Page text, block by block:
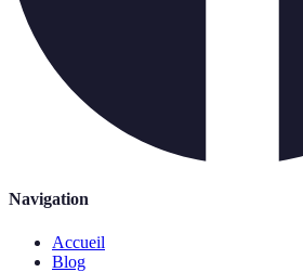
Navigation
Accueil
Blog